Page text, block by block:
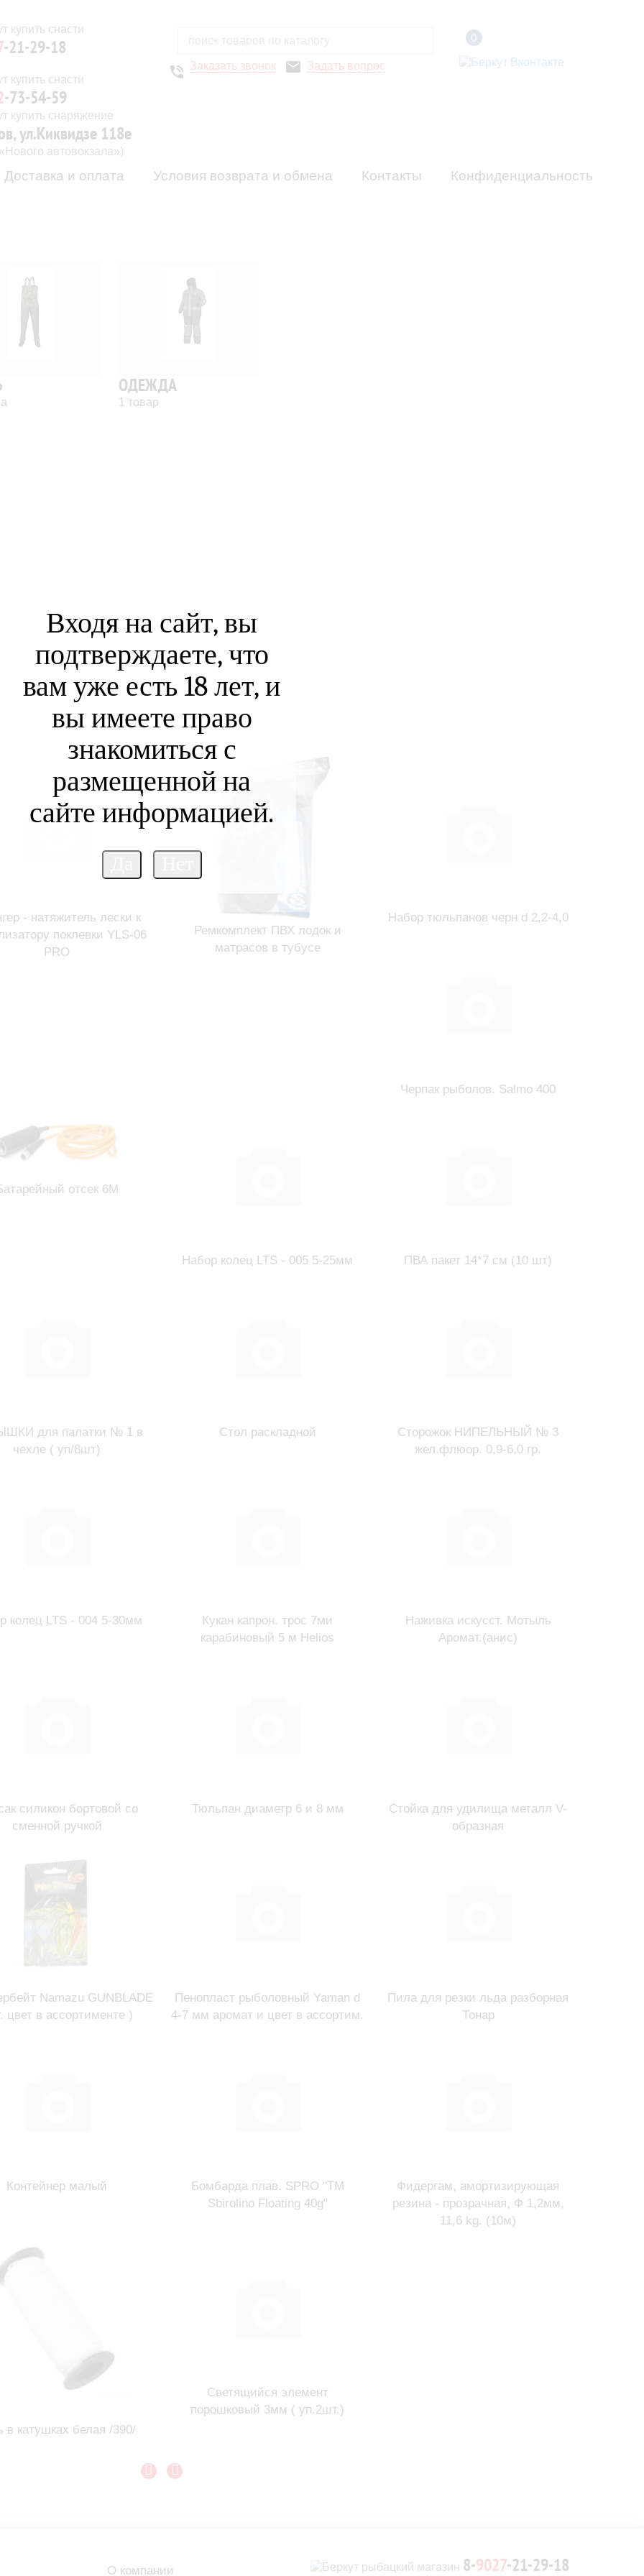
-21-29-18
-73-54-59
ул.Киквидзе 118е
автовокзала»)
Заказать звонок Задать вопрос
0
Доставка и оплата Условия возврата и обмена Контакты Конфиденциальность
ОДЕЖДА
1 товар
- натяжитель лески к
поклевки YLS-06
PRO
Ремкомплект ПВХ лодок и
матрасов в тубусе
Набор тюльпанов черн d 2,2-4,0
Черпак рыболов. Salmo 400
отсек 6М
Набор колец LTS - 005 5-25мм ПВА пакет 14*7 см (10 шт)
для палатки № 1 в
чехле ( уп/8шт)
Стол раскладной
Сторожок НИПЕЛЬНЫЙ № 3
жел.флюор. 0,9-6,0 гр.
колец LTS - 004 5-30мм
Кукан капрон. трос 7ми
карабиновый 5 м Helios
Наживка искусст. Мотыль
Аромат.(анис)
силикон бортовой со
сменной ручкой
Тюльпан диаметр 6 и 8 мм
Стойка для удилища металл V-
образная
Namazu GUNBLADE
цвет в ассортименте )
Пенопласт рыболовный Yaman d
4-7 мм аромат и цвет в ассортим.
Пила для резки льда разборная
Тонар
Контейнер малый
Бомбарда плав. SPRO "TM
Sbirolino Floating 40g"
Фидергам, амортизирующая
резина - прозрачная, Ф 1,2мм,
11,6 kg. (10м)
в катушках белая /390/
Светящийся элемент
порошковый 3мм ( уп.2шт.)
О компании 8-9027-21-29-18
Входя на сайт, вы
подтверждаете, что
вам уже есть 18 лет, и
вы имеете право
знакомиться с
размещенной на
сайте информацией.